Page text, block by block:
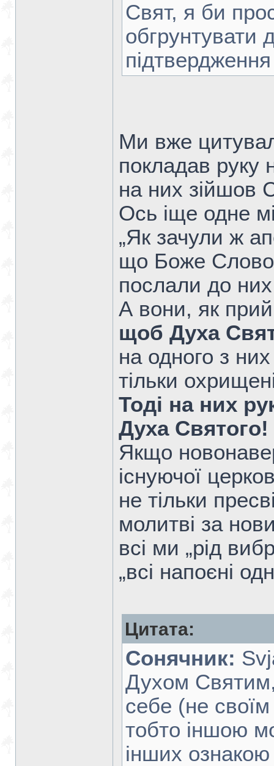
Свят, я би
обгрунтувати
Ми вже
покладав руку
на них зійшов
Ось іще одне
„Як зачули ж
що Боже Слово
послали до
А вони, як
щоб Духа
на одного з
тільки
Тоді на них
Духа Святого!
Якщо
існуючої
не тільки
молитві за
всі ми „рід
„всі напоєні
Цитата:
Сонячник:
Духом
себе (не
тобто іншою
інших